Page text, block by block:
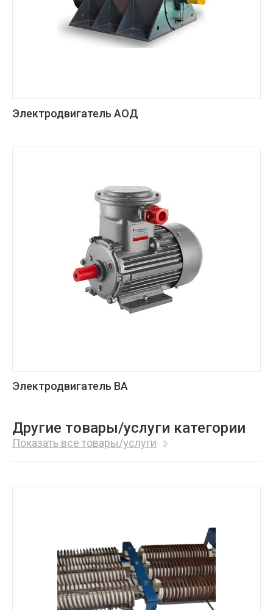
Электродвигатель АОД
Электродвигатель BA
Другие товары/услуги категории
Показать все товары/услуги